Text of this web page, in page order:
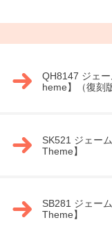
QH8147 ジェ
heme】（復刻
SK521 ジェー
Theme】
SB281 ジェー
Theme】